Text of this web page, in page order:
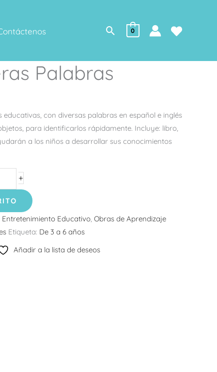
Buscar
0
Palabras
educativas, con diversas palabras en español e inglés
para identificarlos rápidamente. Incluye: libro,
a los niños a desarrollar sus conocimientos
+
Entretenimiento Educativo Obras de Aprendizaje
Etiqueta: De 3 a 6 años
Añadir a la lista de deseos